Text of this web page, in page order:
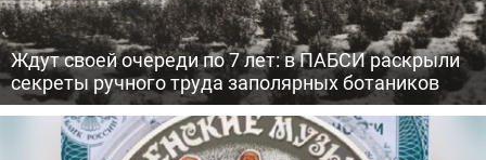
Ждут своей очереди по 7 лет: в ПАБСИ раскрыли
секреты ручного труда заполярных ботаников